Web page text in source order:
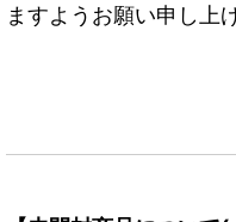
ますようお願い申し上